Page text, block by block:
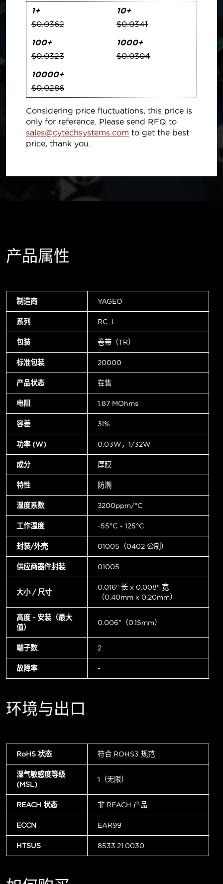
1+
$0.0362
10+
$0.0341
100+
$0.0323
1000+
$0.0304
10000+
$0.0286
Considering price fluctuations, this price is
only for reference. Please send RFQ to
sales@cytechsystems.com to get the best
price, thank you.
产品属性
制造商 YAGEO
系列 RC_L
包装 卷带（TR）
标准包装 20000
产品状态 在售
电阻 1.87 MOhms
容差 ±1%
功率 (W) 0.03W，1/32W
成分 厚膜
特性 防潮
温度系数 ±200ppm/°C
工作温度 -55°C ~ 125°C
封装/外壳 01005（0402 公制）
供应商器件封装 01005
大小 / 尺寸
0.016" 长 x 0.008" 宽
（0.40mm x 0.20mm）
高度 - 安装（最大
值）
0.006"（0.15mm）
端子数 2
故障率 -
环境与出口
RoHS 状态 符合 ROHS3 规范
湿气敏感度等级
(MSL)
1（无限）
REACH 状态 非 REACH 产品
ECCN EAR99
HTSUS 8533.21.0030